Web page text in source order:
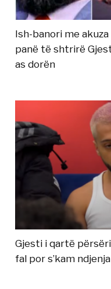
Ish-banori me
panë të shtrirë
as dorën
Gjesti i qartë
fal por s’kam ndjenja